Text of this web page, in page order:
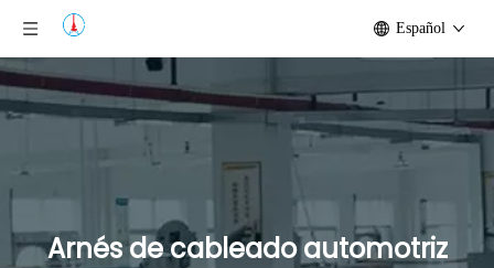
Español
Arnés de cableado automotriz